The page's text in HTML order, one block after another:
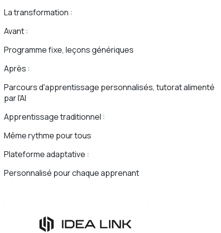
La transformation :
Avant :
Programme fixe, leçons génériques
Après :
Parcours d'apprentissage personnalisés, tutorat alimenté
par l'AI
Apprentissage traditionnel :
Même rythme pour tous
Plateforme adaptative :
Personnalisé pour chaque apprenant